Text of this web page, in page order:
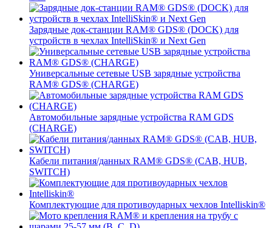
Зарядные док-станции RAM® GDS® (DOCK) для
устройств в чехлах IntelliSkin® и Next Gen
Универсальные сетевые USB зарядные устройства
RAM® GDS® (CHARGE)
Автомобильные зарядные устройства RAM GDS
(CHARGE)
Кабели питания/данных RAM® GDS® (CAB, HUB,
SWITCH)
Комплектующие для противоударных чехлов Intelliskin®